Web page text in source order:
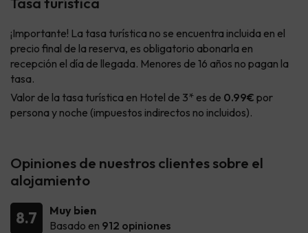
¡Importante! La tasa turística no se encuentra incluida en el
precio final de la reserva, es obligatorio abonarla en
recepción el día de llegada. Menores de 16 años no pagan la
tasa.
Valor de la tasa turística en Hotel de 3* es de 0.99€ por
persona y noche (impuestos indirectos no incluidos).
Opiniones de nuestros clientes sobre el
alojamiento
8.7
Muy bien
Basado en 912 opiniones